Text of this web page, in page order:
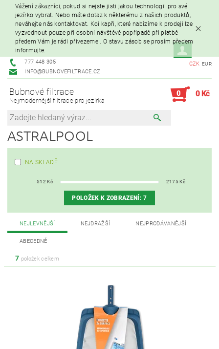
Vážení zákazníci, pokud si nejste jisti jakou technologii pro své
jezírko vybrat. Nebo máte dotaz k některému z našich produktů,
neváhejte nás kontaktovat. Koi kapři, které nabízíme k prodeji lze
vyzvednout pouze při osobní návštěvě popřípadě při platbě
předem Vám je rádi přivezeme . O stavu zásob se prosím předem
informujte.
777 448 305
INFO@BUBNOVEFILTRACE.CZ
CZK EUR
Bubnové filtrace
Nejmodernější filtrace pro jezírka
0 0 Kč
ASTRALPOOL
NA SKLADĚ
512 Kč 2175Kč
POLOŽEK K ZOBRAZENÍ:7
NEJLEVNĚJŠÍ NEJDRAŽŠÍ NEJPRODÁVANĚJŠÍ
ABECEDNĚ
7 položek celkem